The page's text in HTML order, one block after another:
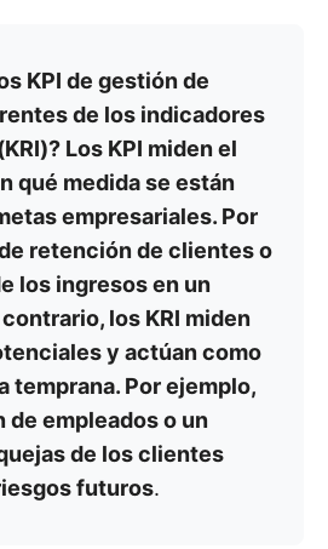
KPI de gestión de
de los indicadores
Los KPI miden el
qué medida se están
empresariales. Por
retención de clientes o
los ingresos en un
los KRI miden
y actúan como
temprana. Por ejemplo,
de empleados o un
de los clientes
futuros.